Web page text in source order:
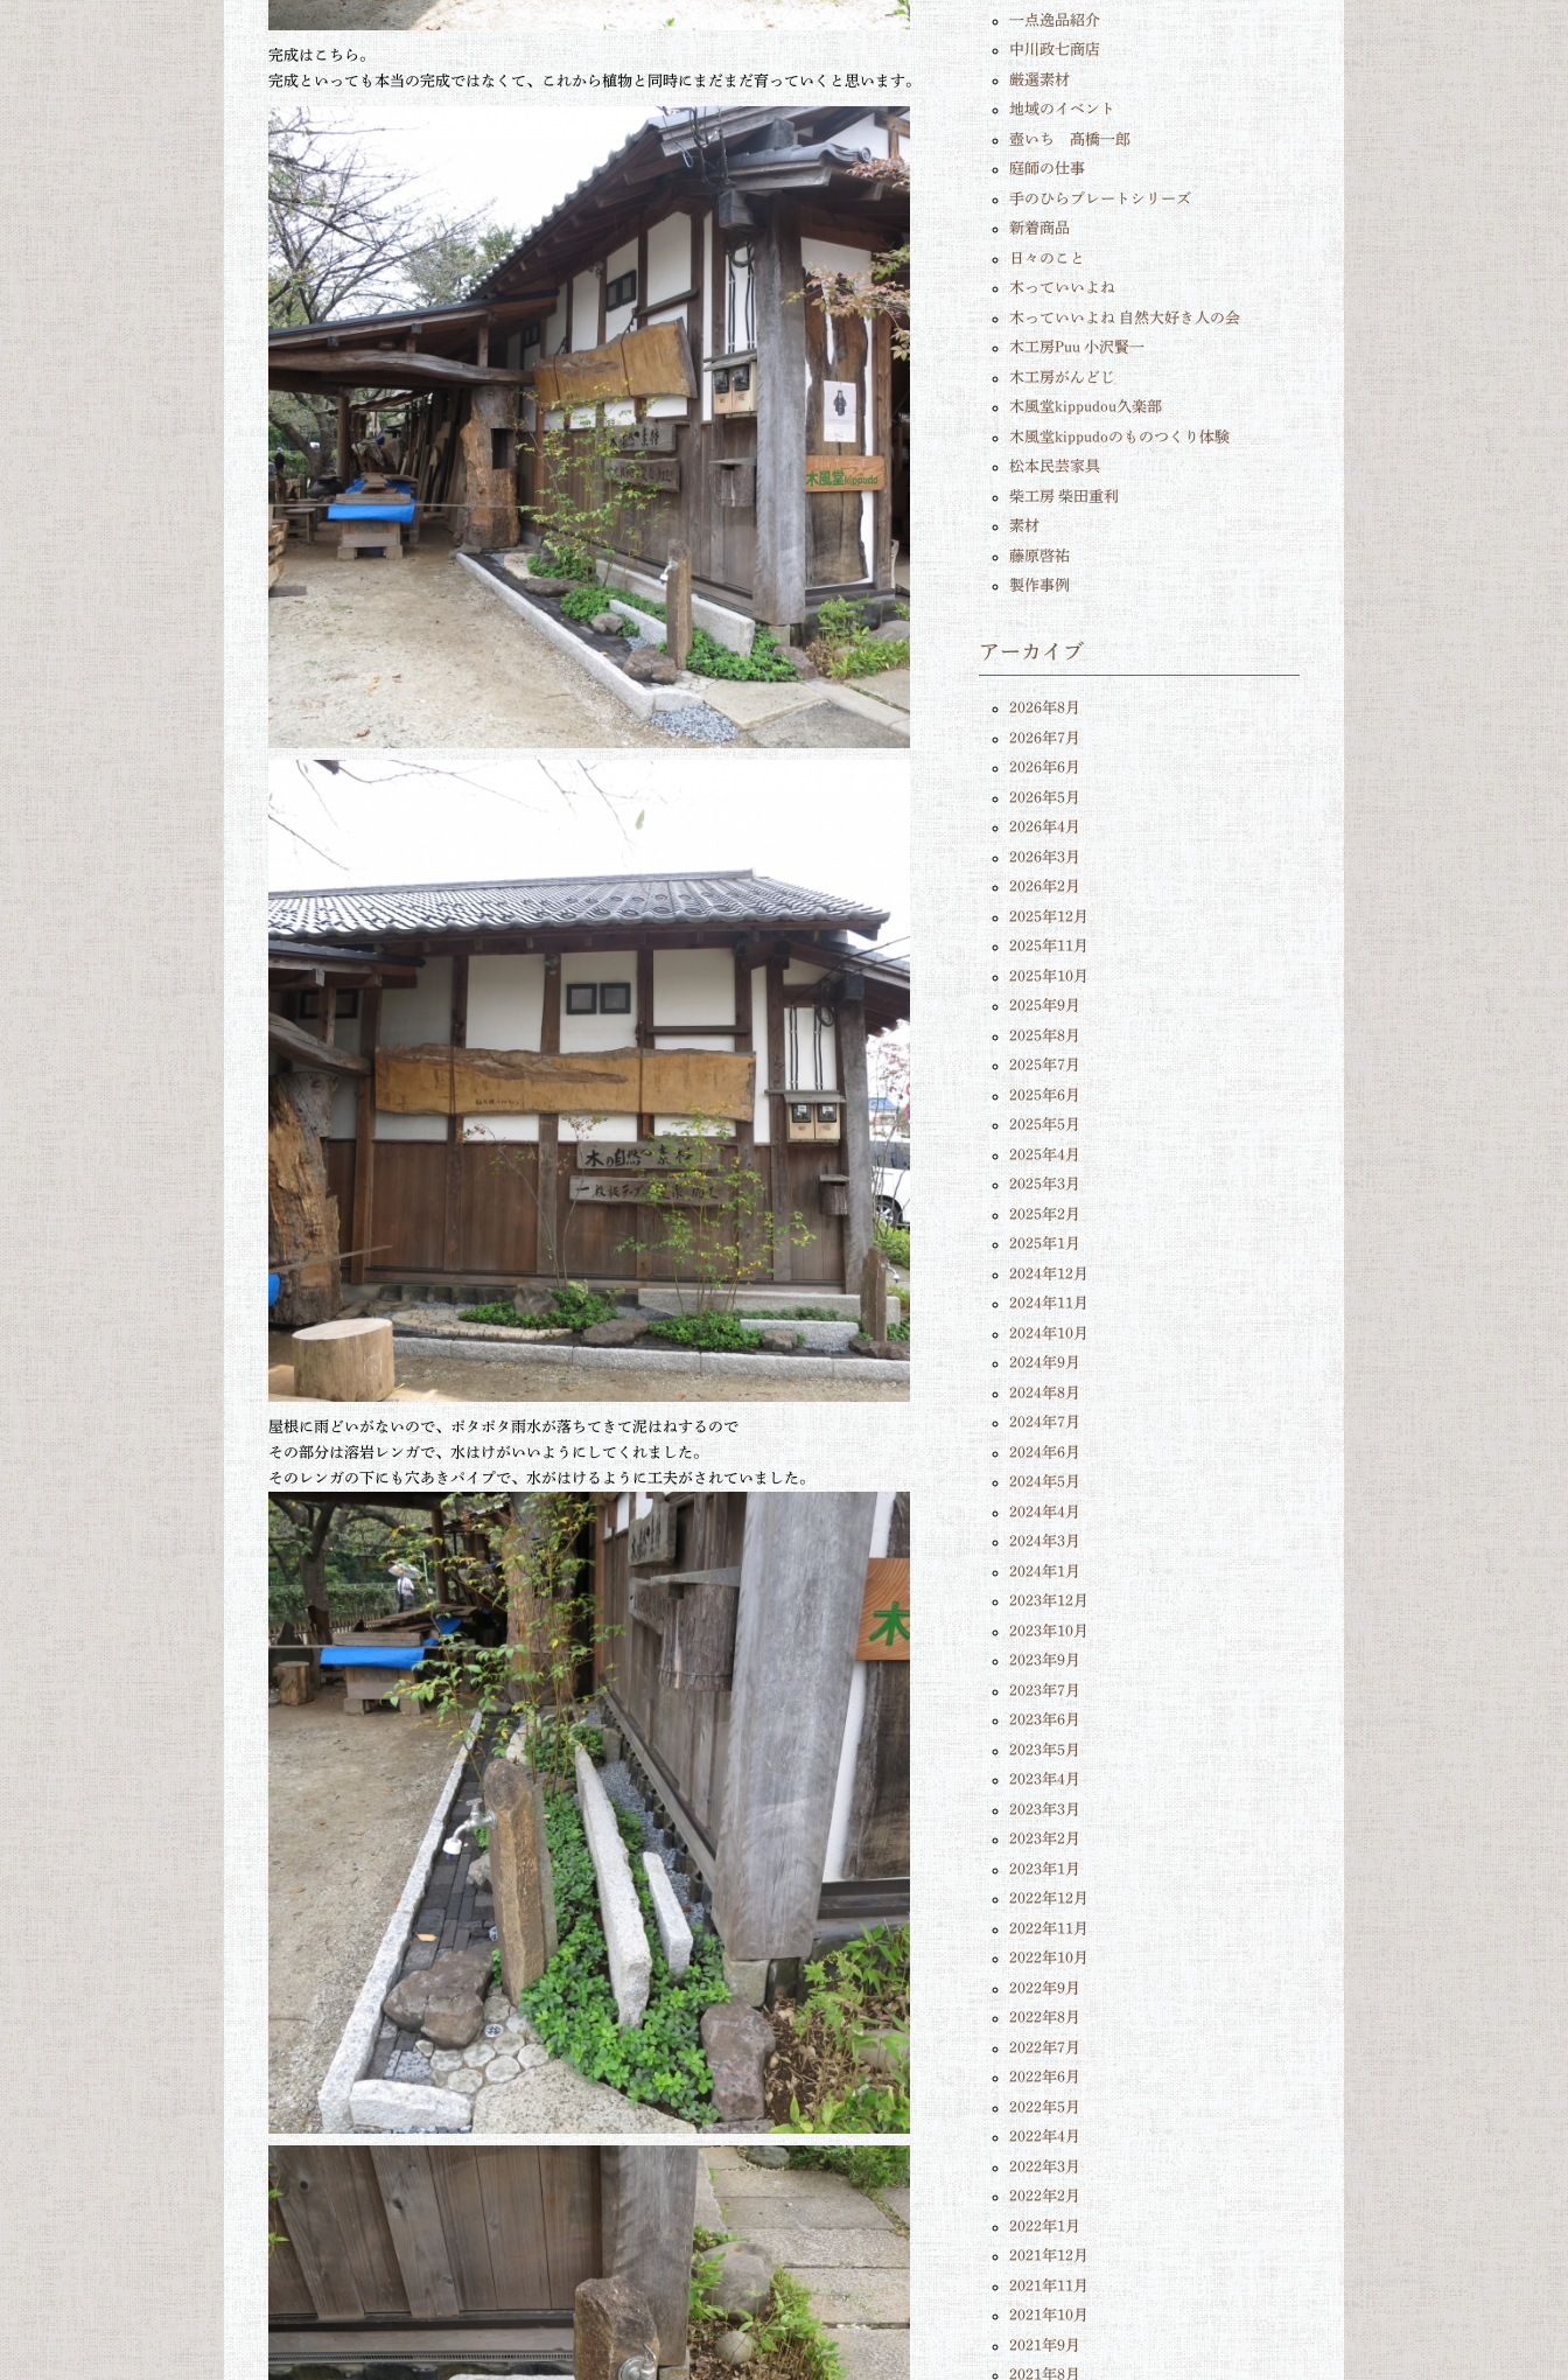
完成はこちら。
完成といっても本当の完成ではなくて、これから植物と同時にまだまだ育っていくと思います。
屋根に雨どいがないので、ポタポタ雨水が落ちてきて泥はねするので
その部分は溶岩レンガで、水はけがいいようにしてくれました。
そのレンガの下にも穴あきパイプで、水がはけるように工夫がされていました。
一点逸品紹介
中川政七商店
厳選素材
地域のイベント
壺いち 髙橋一郎
庭師の仕事
手のひらプレートシリーズ
新着商品
日々のこと
木っていいよね
木っていいよね 自然大好き人の会
木工房Puu 小沢賢一
木工房がんどじ
木風堂kippudou久楽部
木風堂kippudoのものつくり体験
松本民芸家具
柴工房 柴田重利
素材
藤原啓祐
製作事例
アーカイブ
2026年8月
2026年7月
2026年6月
2026年5月
2026年4月
2026年3月
2026年2月
2025年12月
2025年11月
2025年10月
2025年9月
2025年8月
2025年7月
2025年6月
2025年5月
2025年4月
2025年3月
2025年2月
2025年1月
2024年12月
2024年11月
2024年10月
2024年9月
2024年8月
2024年7月
2024年6月
2024年5月
2024年4月
2024年3月
2024年1月
2023年12月
2023年10月
2023年9月
2023年7月
2023年6月
2023年5月
2023年4月
2023年3月
2023年2月
2023年1月
2022年12月
2022年11月
2022年10月
2022年9月
2022年8月
2022年7月
2022年6月
2022年5月
2022年4月
2022年3月
2022年2月
2022年1月
2021年12月
2021年11月
2021年10月
2021年9月
2021年8月